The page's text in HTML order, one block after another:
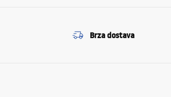
Brza dostava